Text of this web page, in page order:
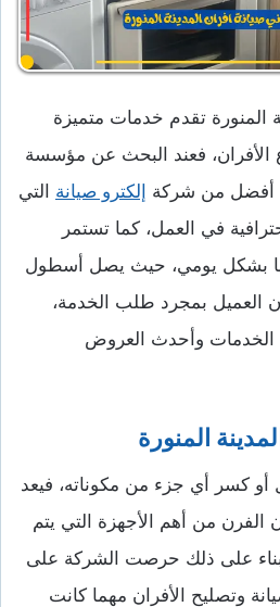
المنورة تقدم خدمات متميزة
الأفران، فعند البحث عن مؤسسة
أفضل من شركة إلكترو صيانة التي
في العمل، كما تستمر
بشكل يومي، حيث يصل أسطول
العميل بمجرد طلب الخدمة،
الخدمات وأحدث العروض
المنورة
كسر أي جزء من مكوناته، فيعد
الفرن من أهم الأجهزة التي يتم
على ذلك حرصت الشركة على
وتصليح الأفران مهما كانت